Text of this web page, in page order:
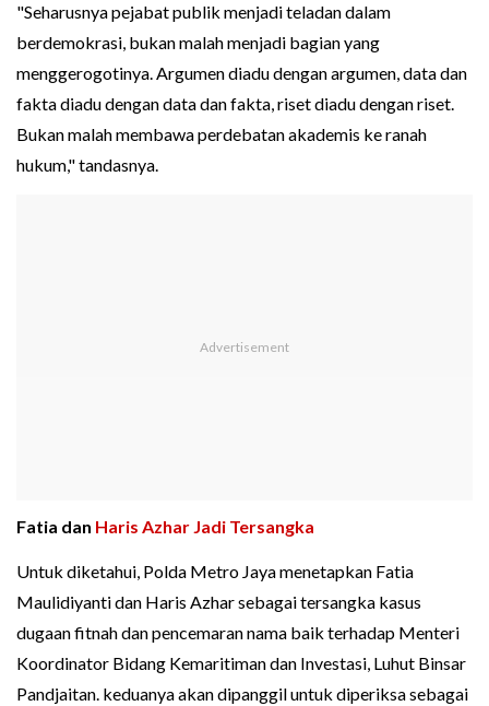
"Seharusnya pejabat publik menjadi teladan dalam
berdemokrasi, bukan malah menjadi bagian yang
menggerogotinya. Argumen diadu dengan argumen, data dan
fakta diadu dengan data dan fakta, riset diadu dengan riset.
Bukan malah membawa perdebatan akademis ke ranah
hukum," tandasnya.
Fatia dan Haris Azhar Jadi Tersangka
Untuk diketahui, Polda Metro Jaya menetapkan Fatia
Maulidiyanti dan Haris Azhar sebagai tersangka kasus
dugaan fitnah dan pencemaran nama baik terhadap Menteri
Koordinator Bidang Kemaritiman dan Investasi, Luhut Binsar
Pandjaitan. keduanya akan dipanggil untuk diperiksa sebagai